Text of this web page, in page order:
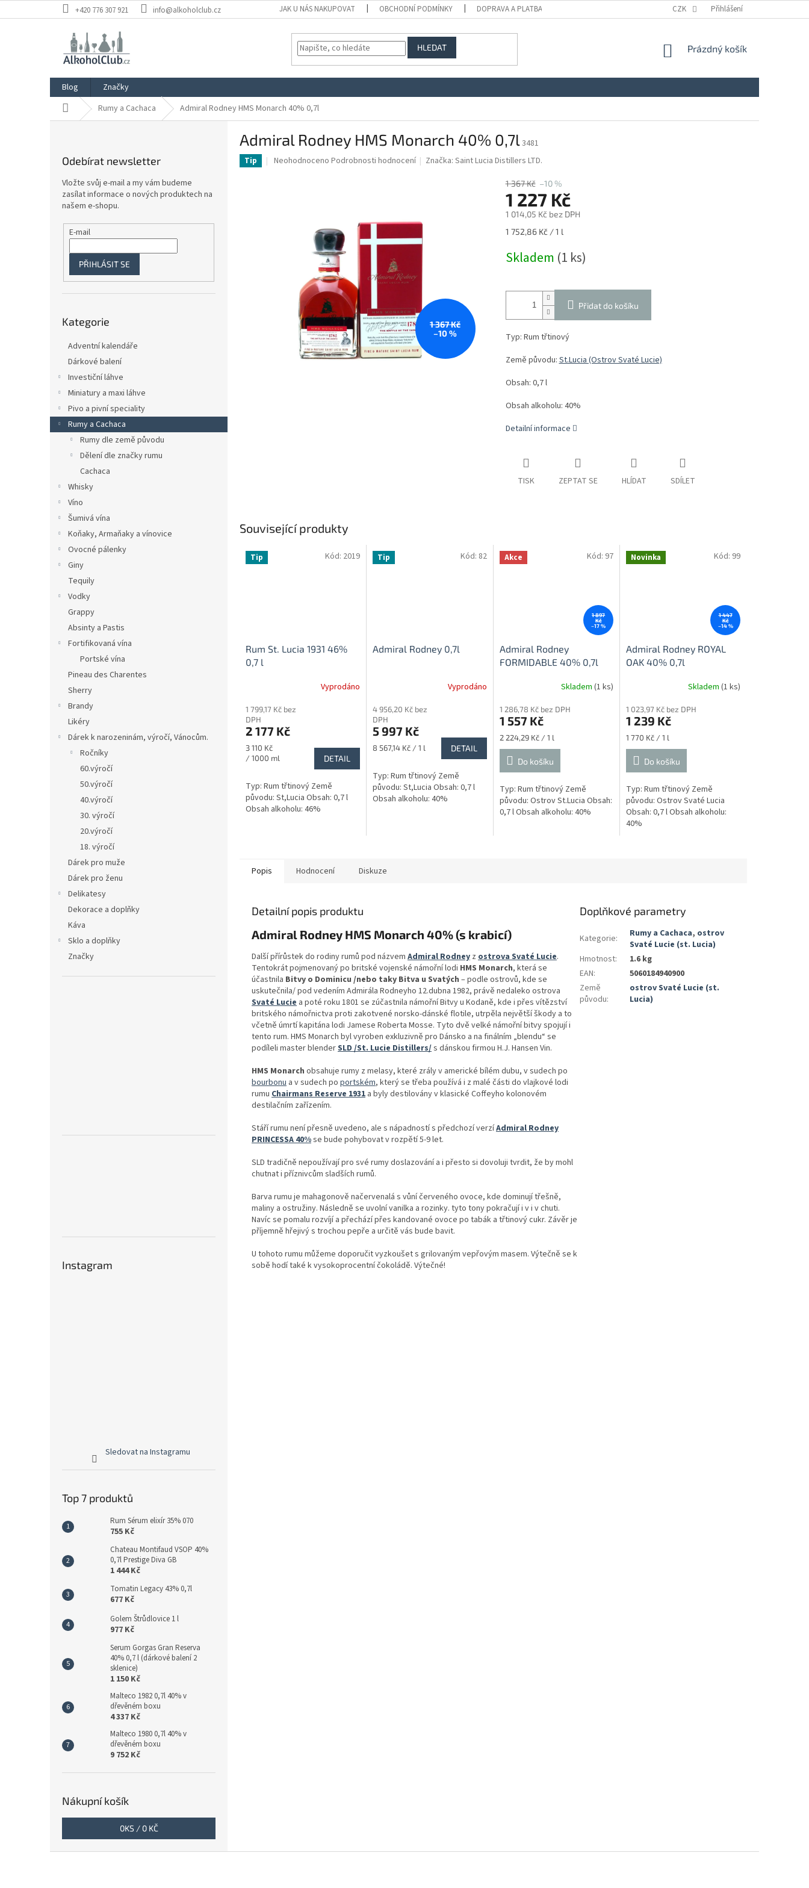
na
+420 776 307 921 info@alkoholclub.cz JAK U NÁS NAKUPOVAT OBCHODNÍ PODMÍNKY DOPRAVA A PLATBA ZÁSADY ZPRACOVÁNÍ A
CZK Přihlášení
HLEDAT
NÁKUPNÍ
Prázdný košík
Blog
Značky
Domů Rumy a Cachaca Admiral Rodney HMS Monarch 40% 0,7l
Odebírat newsletter
Vložte svůj e-mail a my vám budeme
zasílat informace o nových produktech na
našem e-shopu.
E-mail
PŘIHLÁSIT SE
kategorie
Kategorie
Adventní kalendáře
Dárkové balení
Investiční láhve
Miniatury a maxi láhve
Pivo a pivní speciality
Rumy a Cachaca
Rumy dle země původu
Dělení dle značky rumu
Cachaca
Whisky
Víno
Šumivá vína
Koňaky, Armaňaky a vínovice
Ovocné pálenky
Giny
Tequily
Vodky
Grappy
Absinty a Pastis
Fortifikovaná vína
Portské vína
Pineau des Charentes
Sherry
Brandy
Likéry
Dárek k narozeninám, výročí, Vánocům.
Ročníky
60.výročí
50.výročí
40.výročí
30. výročí
20.výročí
18. výročí
Dárek pro muže
Dárek pro ženu
Delikatesy
Dekorace a doplňky
Káva
Sklo a doplňky
Značky
Instagram
Sledovat na Instagramu
Top 7 produktů
Rum Sérum elixír 35% 070
755 Kč
Chateau Montifaud VSOP 40%
0,7l Prestige Diva GB
1 444 Kč
Tomatin Legacy 43% 0,7l
677 Kč
Golem Štrůdlovice 1 l
977 Kč
Serum Gorgas Gran Reserva
40% 0,7 l (dárkové balení 2
sklenice)
1 150 Kč
Malteco 1982 0,7l 40% v
dřevěném boxu
4 337 Kč
Malteco 1980 0,7l 40% v
dřevěném boxu
9 752 Kč
Nákupní košík
0KS / 0 KČ
Admiral Rodney HMS Monarch 40% 0,7l3481
Tip
Průměrné
Neohodnoceno Podrobnosti hodnocení Značka:Saint Lucia Distillers LTD.
1 367 Kč
–10 %
1 367 Kč –10 %
1 227 Kč
1 014,05 Kč bez DPH
Měrná
1 752,86 Kč / 1 l
Skladem (1 ks)
Přidat do košíku
Typ: Rum třtinový
Země původu:St.Lucia (Ostrov Svaté Lucie)
Obsah: 0,7 l
Obsah alkoholu: 40%
Detailní informace
TISK ZEPTAT SE HLÍDAT SDÍLET
Související produkty
Tip
Rum St. Lucia 1931 46%
0,7 l
Vyprodáno
1 799,17 Kč bez
DPH
2 177 Kč
Měrná
cena:
3 110 Kč
/ 1000 ml
DETAIL
Typ: Rum třtinový Země
původu: St,Lucia Obsah: 0,7 l
Obsah alkoholu: 46%
Kód: 2019 Tip
Admiral Rodney 0,7l
produktu
je
5,0
z
Vyprodáno
4 956,20 Kč bez
DPH
5 997 Kč
Měrná
8 567,14 Kč / 1 l DETAIL
Typ: Rum třtinový Země
původu: St,Lucia Obsah: 0,7 l
Obsah alkoholu: 40%
Kód: 82 Akce
1 897
Kč
–17 %
Admiral Rodney
FORMIDABLE 40% 0,7l
produktu
je
1,0
hvězdiček.
Skladem(1 ks)
1 286,78 Kč bez DPH
1 557 Kč
Měrná
cena:
2 224,29 Kč / 1 l
Do košíku
Typ: Rum třtinový Země
původu: Ostrov St.Lucia Obsah:
0,7 l Obsah alkoholu: 40%
Kód: 97 Novinka
1 447
Kč
–14 %
Admiral Rodney ROYAL
OAK 40% 0,7l
Skladem (1 ks)
1 023,97 Kč bez DPH
1 239 Kč
Měrná
cena:
1 770 Kč / 1 l
Do košíku
Typ: Rum třtinový Země
původu: Ostrov Svaté Lucia
Obsah: 0,7 l Obsah alkoholu:
40%
Kód: 99
Popis Hodnocení Diskuze
Detailní popis produktu
Admiral Rodney HMS Monarch 40% (s krabicí)
Další přírůstek do rodiny rumů pod názvem Admiral Rodney z ostrova Svaté Lucie.
Tentokrát pojmenovaný po britské vojenské námořní lodi HMS Monarch, která se
účastnila Bitvy o Dominicu /nebo taky Bitva u Svatých – podle ostrovů, kde se
uskutečnila/ pod vedením Admirála Rodneyho 12.dubna 1982, právě nedaleko ostrova
Svaté Lucie a poté roku 1801 se zúčastnila námořní Bitvy u Kodaně, kde i přes vítězství
britského námořnictva proti zakotvené norsko-dánské flotile, utrpěla největší škody a to
včetně úmrtí kapitána lodi Jamese Roberta Mosse. Tyto dvě velké námořní bitvy spojují i
tento rum. HMS Monarch byl vyroben exkluzivně pro Dánsko a na finálním „blendu“ se
podíleli master blenderSLD /St. Lucie Distillers/s dánskou firmou H.J. Hansen Vin.
HMS Monarch obsahuje rumy z melasy, které zrály v americké bílém dubu, v sudech po
bourbonu a v sudech po portském, který se třeba používá i z malé části do vlajkové lodi
rumu Chairmans Reserve 1931 a byly destilovány v klasické Coffeyho kolonovém
destilačním zařízením.
Stáří rumu není přesně uvedeno, ale s nápadností s předchozí verzíAdmiral Rodney
PRINCESSA 40%se bude pohybovat v rozpětí 5-9 let.
SLD tradičně nepoužívají pro své rumy doslazování a i přesto si dovoluji tvrdit, že by mohl
chutnat i příznivcům sladších rumů.
Barva rumu je mahagonově načervenalá s vůní červeného ovoce, kde dominují třešně,
maliny a ostružiny. Následně se uvolní vanilka a rozinky. tyto tony pokračují i v i v chuti.
Navíc se pomalu rozvíjí a přechází přes kandované ovoce po tabák a třtinový cukr. Závěr je
příjemně hřejivý s trochou pepře a určitě vás bude bavit.
U tohoto rumu můžeme doporučit vyzkoušet s grilovaným vepřovým masem. Výtečně se k
sobě hodí také k vysokoprocentní čokoládě. Výtečné!
Doplňkové parametry
Kategorie: Rumy a Cachaca, ostrov
Svaté Lucie (st. Lucia)
Hmotnost:
1.6 kg
EAN:
5060184940900
Země
původu:
ostrov Svaté Lucie (st.
Lucia)